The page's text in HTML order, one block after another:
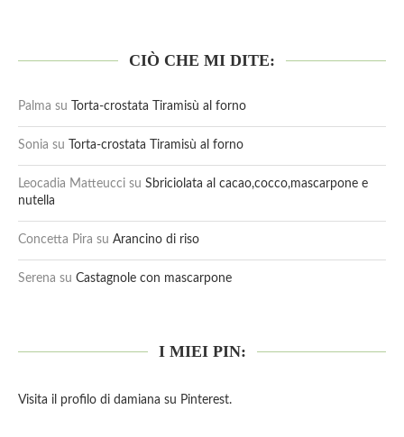
CIÒ CHE MI DITE:
Palma su Torta-crostata Tiramisù al forno
Sonia su Torta-crostata Tiramisù al forno
Leocadia Matteucci su Sbriciolata al cacao,cocco,mascarpone e
nutella
Concetta Pira su Arancino di riso
Serena su Castagnole con mascarpone
I MIEI PIN:
Visita il profilo di damiana su Pinterest.